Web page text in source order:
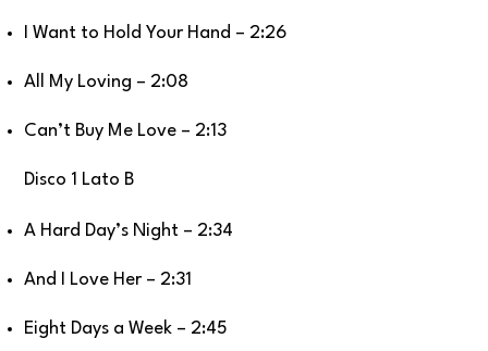
I Want to Hold Your Hand – 2:26
All My Loving – 2:08
Can’t Buy Me Love – 2:13
Disco 1 Lato B
A Hard Day’s Night – 2:34
And I Love Her – 2:31
Eight Days a Week – 2:45